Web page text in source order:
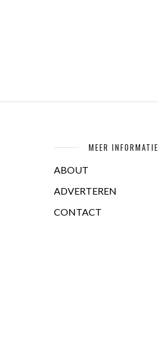
MEER INFORMATIE
ABOUT
ADVERTEREN
CONTACT